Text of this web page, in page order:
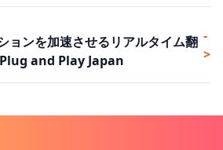
ョンを加速させるリアルタイム翻
and Play Japan
-
>